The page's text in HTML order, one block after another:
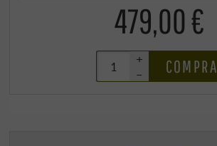
479,00 €
+
–
COMPRA